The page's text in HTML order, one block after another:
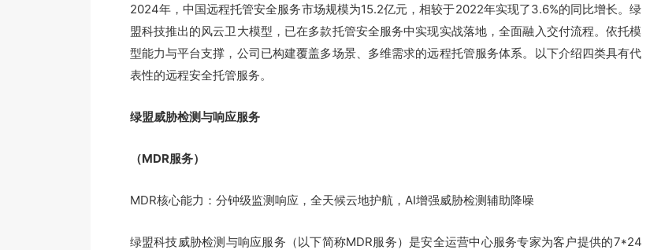
2024年，中国远程托管安全服务市场规模为15.2亿元，相较于2022年实现了3.6%的同比增长。绿
盟科技推出的风云卫大模型，已在多款托管安全服务中实现实战落地，全面融入交付流程。依托模
型能力与平台支撑，公司已构建覆盖多场景、多维需求的远程托管服务体系。以下介绍四类具有代
表性的远程安全托管服务。
绿盟威胁检测与响应服务
（MDR服务）
MDR核心能力：分钟级监测响应，全天候云地护航，AI增强威胁检测辅助降噪
绿盟科技威胁检测与响应服务（以下简称MDR服务）是安全运营中心服务专家为客户提供的7*24